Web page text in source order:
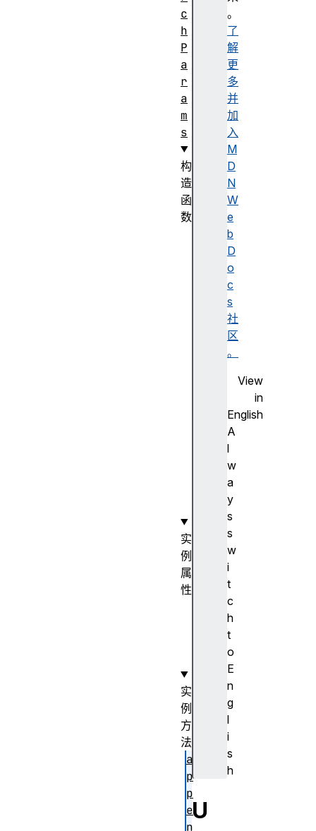
。
了
解
更
多
并
加
入
M
D
N
W
e
b
D
o
c
s
社
区
。
View
in
English
A
l
w
a
y
s
s
w
i
t
c
h
t
o
E
n
g
l
i
s
h
U
c
h
P
a
r
a
m
s
构
造
函
数
实
例
属
性
实
例
方
法
a
p
p
e
n